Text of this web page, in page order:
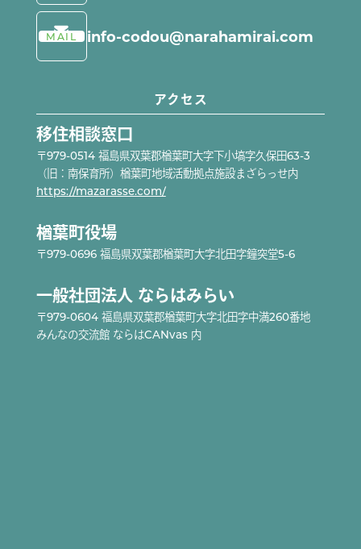
MAIL info-codou@narahamirai.com
アクセス
移住相談窓口
〒979-0514 福島県双葉郡楢葉町大字下小塙字久保田63-3
（旧：南保育所）楢葉町地域活動拠点施設まざらっせ内
https://mazarasse.com/
楢葉町役場
〒979-0696 福島県双葉郡楢葉町大字北田字鐘突堂5-6
一般社団法人 ならはみらい
〒979-0604 福島県双葉郡楢葉町大字北田字中満260番地
みんなの交流館 ならはCANvas 内